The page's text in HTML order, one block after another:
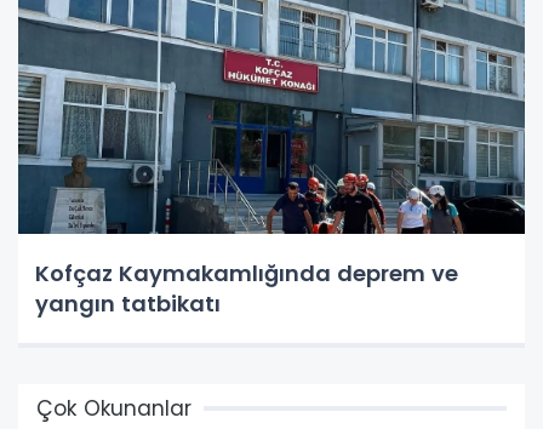
Kofçaz Kaymakamlığında deprem ve
yangın tatbikatı
Çok Okunanlar